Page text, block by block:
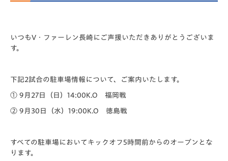
いつもV・ファーレン長崎にご声援いただきありがとうございま
す。
下記2試合の駐車場情報について、ご案内いたします。
① 9月27日（日）14:00K.O 福岡戦
② 9月30日（水）19:00K.O 徳島戦
すべての駐車場においてキックオフ5時間前からのオープンとな
ります。